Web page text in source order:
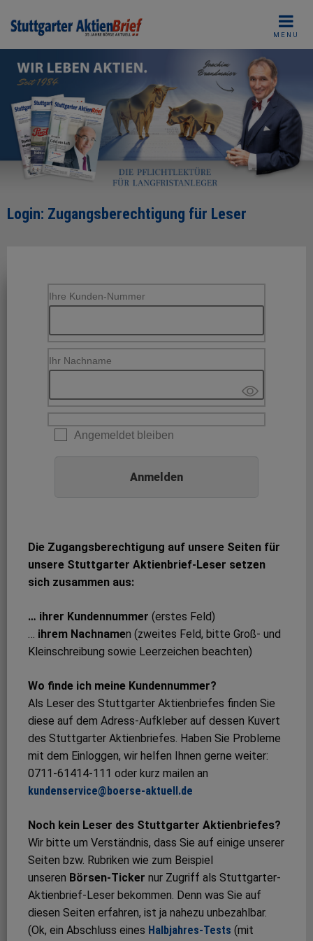
MENU
Login: Zugangsberechtigung für Leser
Ihre Kunden-Nummer
Ihr Nachname
Angemeldet bleiben
Die Zugangsberechtigung auf unsere Seiten für
unsere Stuttgarter Aktienbrief-Leser setzen
sich zusammen aus:
… ihrer Kundennummer (erstes Feld)
… ihrem Nachnamen (zweites Feld, bitte Groß- und
Kleinschreibung sowie Leerzeichen beachten)
Wo finde ich meine Kundennummer?
Als Leser des Stuttgarter Aktienbriefes finden Sie
diese auf dem Adress-Aufkleber auf dessen Kuvert
des Stuttgarter Aktienbriefes. Haben Sie Probleme
mit dem Einloggen, wir helfen Ihnen gerne weiter:
0711-61414-111 oder kurz mailen an
kundenservice@boerse-aktuell.de
Noch kein Leser des Stuttgarter Aktienbriefes?
Wir bitte um Verständnis, dass Sie auf einige unserer
Seiten bzw. Rubriken wie zum Beispiel
unseren Börsen-Ticker nur Zugriff als Stuttgarter-
Aktienbrief-Leser bekommen. Denn was Sie auf
diesen Seiten erfahren, ist ja nahezu unbezahlbar.
(Ok, ein Abschluss eines Halbjahres-Tests (mit